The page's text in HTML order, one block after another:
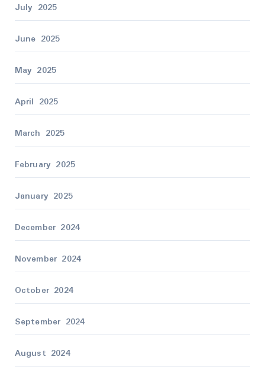
July 2025
June 2025
May 2025
April 2025
March 2025
February 2025
January 2025
December 2024
November 2024
October 2024
September 2024
August 2024